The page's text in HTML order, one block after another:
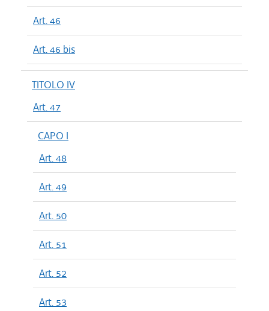
Art. 46
Art. 46 bis
TITOLO IV
Art. 47
CAPO I
Art. 48
Art. 49
Art. 50
Art. 51
Art. 52
Art. 53